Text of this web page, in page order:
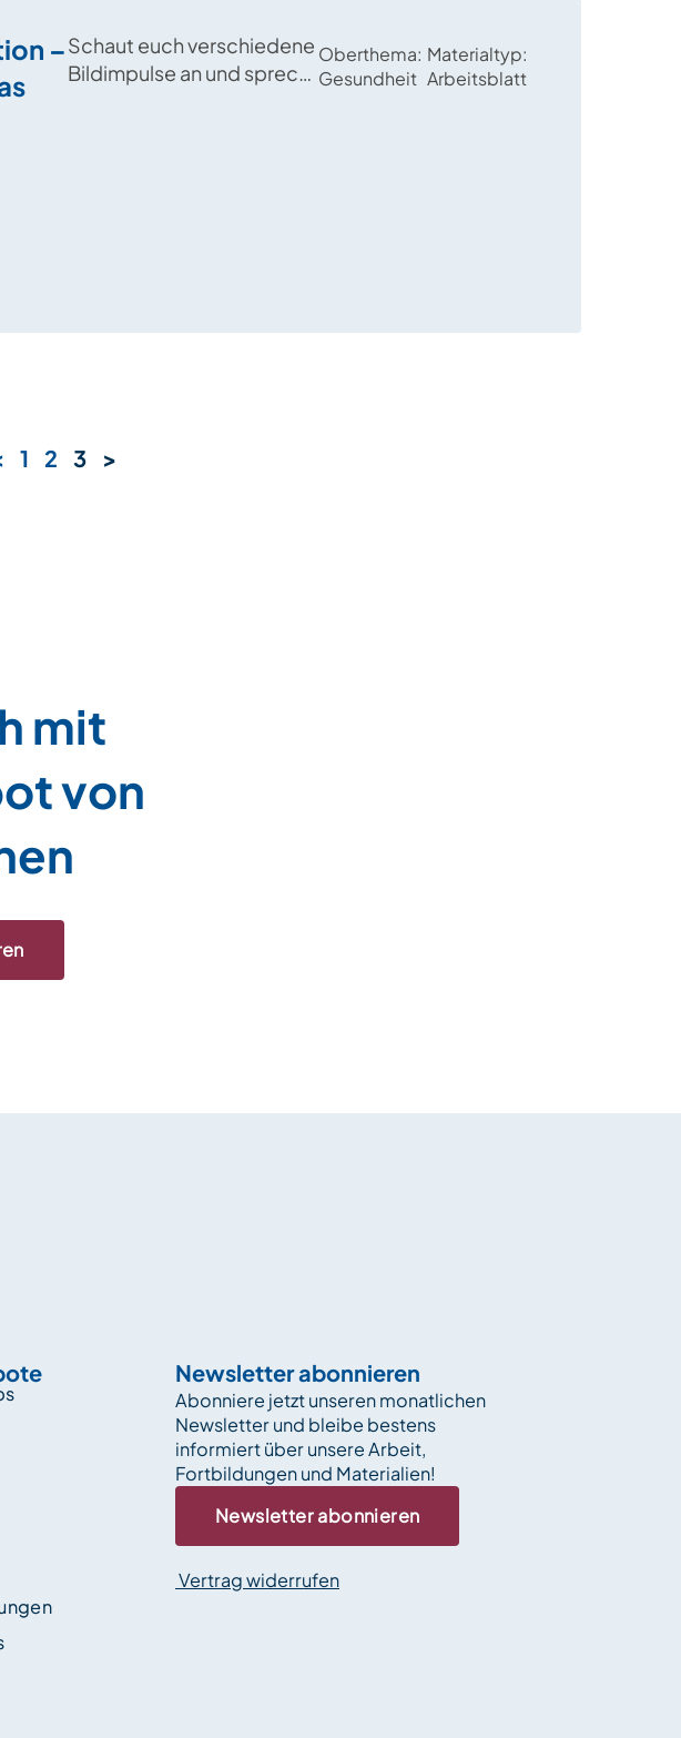
–Schaut euch verschiedene
Bildimpulse an und sprecht
Oberthema
Gesundheit
Materialtyp
Arbeitsblatt
1 2 3 >
mit
von
Newsletter abonnieren
Abonniere jetzt unseren monatlichen
Newsletter und bleibe bestens
informiert über unsere Arbeit,
Fortbildungen und Materialien!
Newsletter abonnieren
Vertrag widerrufen